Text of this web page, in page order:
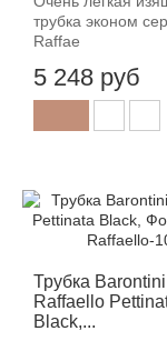
трубка эконом
Raffae
5 248 руб
Трубка Barontini
Raffaello
Black,...